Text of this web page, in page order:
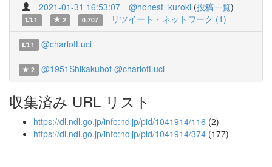
2021-01-31 16:53:07 @honest_kuroki (投稿一覧)
1 2 0.707 リツイート・ネットワーク (1)
1 @charlotLuci
2 @1951Shikakubot @charlotLuci
収集済み URL リスト
https://dl.ndl.go.jp/info:ndljp/pid/1041914/116 (2)
https://dl.ndl.go.jp/info:ndljp/pid/1041914/374 (177)